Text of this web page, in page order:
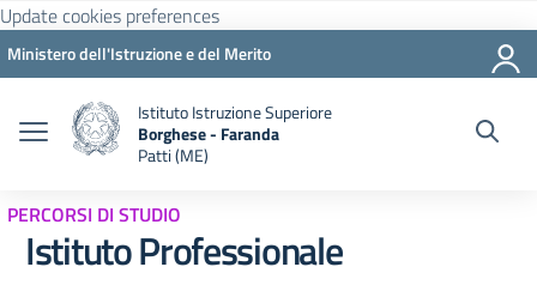
Update cookies preferences
Ministero dell'Istruzione e del Merito
Istituto Istruzione Superiore
Borghese - Faranda
Patti (ME)
PERCORSI DI STUDIO
Istituto Professionale